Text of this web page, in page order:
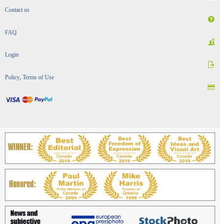
Contact us
FAQ
Login
Policy, Terms of Use